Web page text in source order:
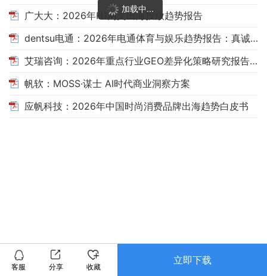
客服 分享 收藏
立即下载
加载中...
广大大：2026年H1网文出海投放趋势报告
dentsu电通：2026年电通体育与娱乐趋势报告：真诚，自有引力
艾瑞咨询：2026年重点行业GEO差异化策略研究报告——消费决策场景AI搜索洞察
帆软：MOSS·谋士 AI时代商业洞察方案
应帆科技：2026年中国时尚消费品牌出海趋势白皮书